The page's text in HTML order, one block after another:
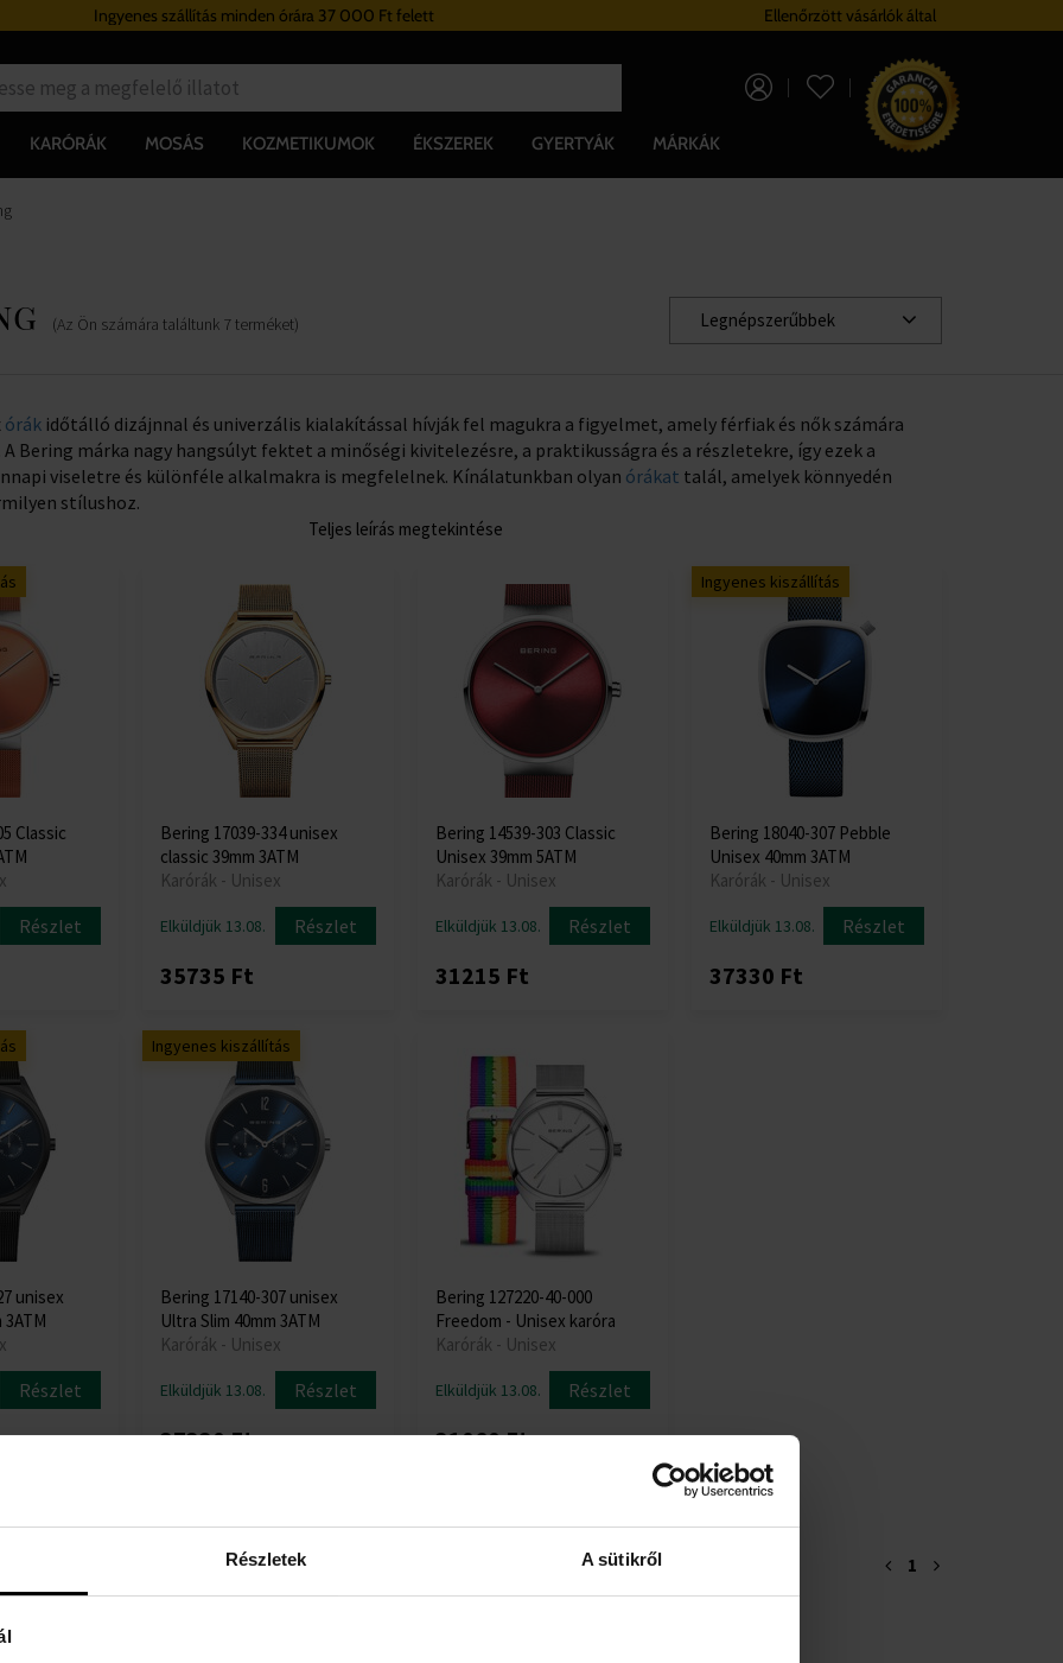
Részletek A sütikről
Ingyenes szállítás minden órára 37 000 Ft felett Ellenőrzött vásárlók által
0 Ft
KARÓRÁK MOSÁS KOZMETIKUMOK ÉKSZEREK GYERTYÁK MÁRKÁK
(Az Ön számára találtunk 7terméket) Legnépszerűbbek
órák időtálló dizájnnal és univerzális kialakítással hívják fel magukra a figyelmet, amely férfiak és nők számára
Bering márka nagy hangsúlyt fektet a minőségi kivitelezésre, a praktikusságra és a részletekre, így ezek a
viseletre és különféle alkalmakra is megfelelnek. Kínálatunkban olyan órákat talál, amelyek könnyedén
stílushoz.
Teljes leírás megtekintése
Classic
Részlet
Bering 17039-334 unisex
classic 39mm 3ATM
Karórák - Unisex
Elküldjük 13.08. Részlet
35735 Ft
Bering 14539-303 Classic
Unisex 39mm 5ATM
Karórák - Unisex
Elküldjük 13.08. Részlet
31215 Ft
Ingyenes kiszállítás
Bering 18040-307 Pebble
Unisex 40mm 3ATM
Karórák - Unisex
Elküldjük 13.08. Részlet
37330 Ft
unisex
3ATM
Részlet
Ingyenes kiszállítás
Bering 17140-307 unisex
Ultra Slim 40mm 3ATM
Karórák - Unisex
Elküldjük 13.08. Részlet
37330 Ft
Bering 127220-40-000
Freedom - Unisex karóra
Karórák - Unisex
Elküldjük 13.08. Részlet
31060 Ft
1